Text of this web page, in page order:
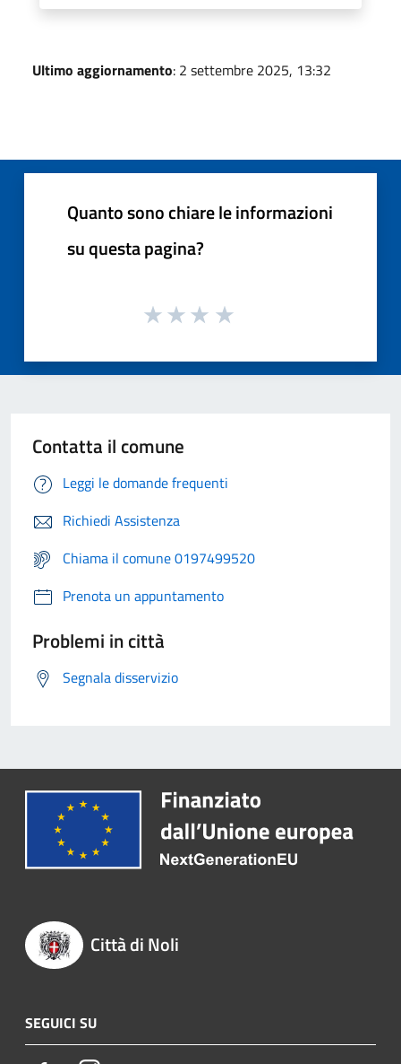
Ultimo aggiornamento: 2 settembre 2025, 13:32
Quanto sono chiare le informazioni
su questa pagina?
Contatta il comune
Leggi le domande frequenti
Richiedi Assistenza
Chiama il comune 0197499520
Prenota un appuntamento
Problemi in città
Segnala disservizio
Città di Noli
SEGUICI SU